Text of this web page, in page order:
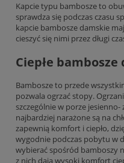
Kapcie typu bambosze to
sprawdza się podczas czasu
kapcie bambosze damskie
cieszyć się nimi przez długi
Ciepłe
Bambosze to przede
pozwala ogrzać stopy.
szczególnie w porze
najbardziej narażone są na
zapewnią komfort i ciepło,
wygodnie podczas pobytu w
wybierać spośród bamboszy
z nich dają wysoki komfort